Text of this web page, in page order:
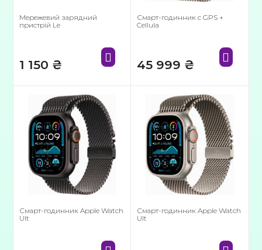
Мережевий зарядний
пристрій Le
1 150 ₴
Смарт-годинник с GPS +
Cellula
45 999 ₴
Смарт-годинник Apple Watch
Ult
Смарт-годинник Apple Watch
Ult